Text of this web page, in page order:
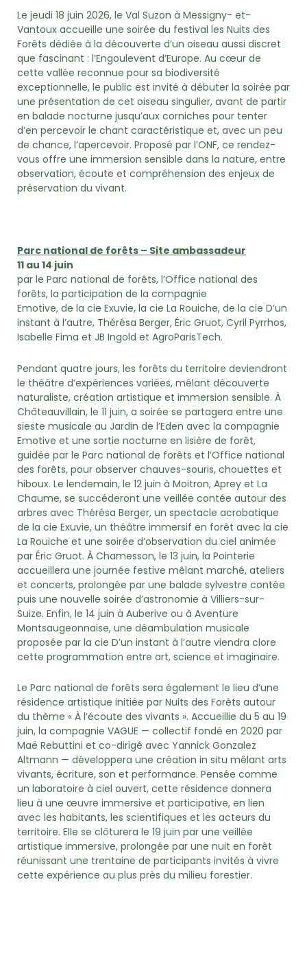
Le jeudi 18 juin 2026, le Val Suzon à Messigny- et-
Vantoux accueille une soirée du festival les Nuits des
Forêts dédiée à la découverte d’un oiseau aussi discret
que fascinant : l’Engoulevent d’Europe. Au cœur de
cette vallée reconnue pour sa biodiversité
exceptionnelle, le public est invité à débuter la soirée par
une présentation de cet oiseau singulier, avant de partir
en balade nocturne jusqu’aux corniches pour tenter
d’en percevoir le chant caractéristique et, avec un peu
de chance, l’apercevoir. Proposé par l’ONF, ce rendez-
vous offre une immersion sensible dans la nature, entre
observation, écoute et compréhension des enjeux de
préservation du vivant.
Parc national de forêts – Site ambassadeur
11 au 14 juin
par le Parc national de forêts, l’Office national des
forêts, la participation de la compagnie
Emotive, de la cie Exuvie, la cie La Rouiche, de la cie D’un
instant à l’autre, Thérésa Berger, Éric Gruot, Cyril Pyrrhos,
Isabelle Fima et JB Ingold et AgroParisTech.
Pendant quatre jours, les forêts du territoire deviendront
le théâtre d’expériences variées, mêlant découverte
naturaliste, création artistique et immersion sensible. À
Châteauvillain, le 11 juin, a soirée se partagera entre une
sieste musicale au Jardin de l’Eden avec la compagnie
Emotive et une sortie nocturne en lisière de forêt,
guidée par le Parc national de forêts et l’Office national
des forêts, pour observer chauves-souris, chouettes et
hiboux. Le lendemain, le 12 juin à Moitron, Aprey et La
Chaume, se succéderont une veillée contée autour des
arbres avec Thérésa Berger, un spectacle acrobatique
de la cie Exuvie, un théâtre immersif en forêt avec la cie
La Rouiche et une soirée d’observation du ciel animée
par Éric Gruot. À Chamesson, le 13 juin, la Pointerie
accueillera une journée festive mêlant marché, ateliers
et concerts, prolongée par une balade sylvestre contée
puis une nouvelle soirée d’astronomie à Villiers-sur-
Suize. Enfin, le 14 juin à Auberive ou à Aventure
Montsaugeonnaise, une déambulation musicale
proposée par la cie D’un instant à l’autre viendra clore
cette programmation entre art, science et imaginaire.
Le Parc national de forêts sera également le lieu d’une
résidence artistique initiée par Nuits des Forêts autour
du thème « À l’écoute des vivants ». Accueillie du 5 au 19
juin, la compagnie VAGUE — collectif fondé en 2020 par
Maë Rebuttini et co-dirigé avec Yannick Gonzalez
Altmann — développera une création in situ mêlant arts
vivants, écriture, son et performance. Pensée comme
un laboratoire à ciel ouvert, cette résidence donnera
lieu à une œuvre immersive et participative, en lien
avec les habitants, les scientifiques et les acteurs du
territoire. Elle se clôturera le 19 juin par une veillée
artistique immersive, prolongée par une nuit en forêt
réunissant une trentaine de participants invités à vivre
cette expérience au plus près du milieu forestier.